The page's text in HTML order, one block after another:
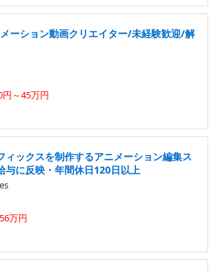
ーション動画クリエイター/未経験歓迎/解
円～45万円
ィックスを制作するアニメーション編集ス
与に反映・年間休日120日以上
万円